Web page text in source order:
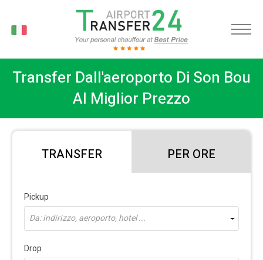
Transfer Dall'aeroporto Di Son Bou
Al Miglior Prezzo
TRANSFER PER ORE
Pickup
Da: indirizzo, aeroporto, hotel ...
Drop